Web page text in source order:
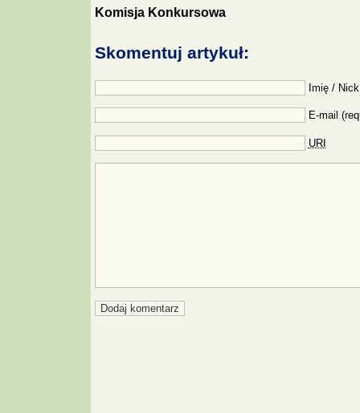
Komisja Konkursowa
Skomentuj artykuł:
Imię /
E-mail
URI